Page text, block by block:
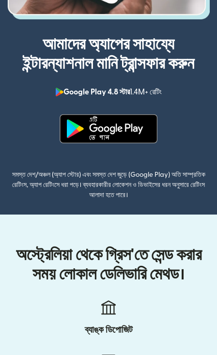
আমাদের অ্যাপের সাহায্যে
ইন্টারন্যাশনাল মানি ট্রান্সফার করুন
Google Play 4.8 স্টার1.4M+ রেটিং
সমস্ত দেশ/অঞ্চল (অ্যাপ স্টোর) এবং সমস্ত দেশ জুড়ে (Google Play) অতি সাম্প্রতিক
রেটিংস, অ্যাপ রেটিংসে ধরা পড়ে। ব্যবহারকারীর লোকেশন ও ডিভাইসের ধরন অনুসারে রেটিংস
আলাদা হতে পারে।
অস্ট্রেলিয়া থেকে গ্রিস'তে সেন্ড করার
সময় লোকাল ডেলিভারি মেথড।
ব্যাঙ্ক ডিপোজিট